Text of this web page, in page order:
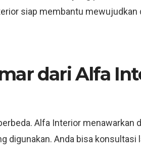
siap membantu mewujudkan
dari Alfa
Alfa Interior menawarkan
digunakan. Anda bisa